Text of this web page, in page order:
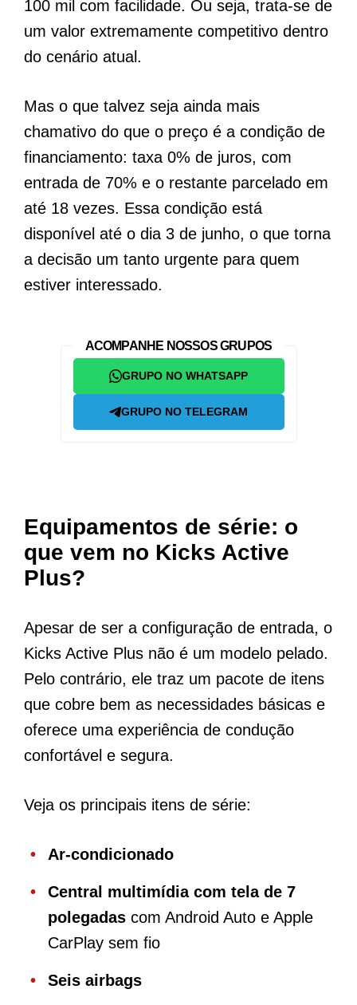
100 mil com facilidade. Ou seja, trata-se de
um valor extremamente competitivo dentro
do cenário atual.
Mas o que talvez seja ainda mais
chamativo do que o preço é a condição de
financiamento: taxa 0% de juros, com
entrada de 70% e o restante parcelado em
até 18 vezes. Essa condição está
disponível até o dia 3 de junho, o que torna
a decisão um tanto urgente para quem
estiver interessado.
ACOMPANHE NOSSOS GRUPOS
GRUPO NO WHATSAPP
GRUPO NO TELEGRAM
Equipamentos de série: o
que vem no Kicks Active
Plus?
Apesar de ser a configuração de entrada, o
Kicks Active Plus não é um modelo pelado.
Pelo contrário, ele traz um pacote de itens
que cobre bem as necessidades básicas e
oferece uma experiência de condução
confortável e segura.
Veja os principais itens de série:
Ar-condicionado
Central multimídia com tela de 7
polegadas com Android Auto e Apple
CarPlay sem fio
Seis airbags